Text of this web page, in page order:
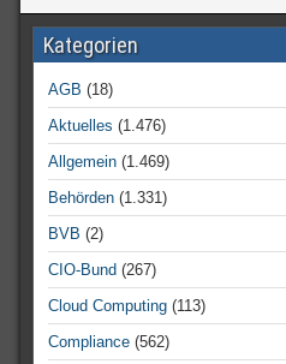
Kategorien
AGB (18)
Aktuelles (1.476)
Allgemein (1.469)
Behörden (1.331)
BVB (2)
CIO-Bund (267)
Cloud Computing (113)
Compliance (562)